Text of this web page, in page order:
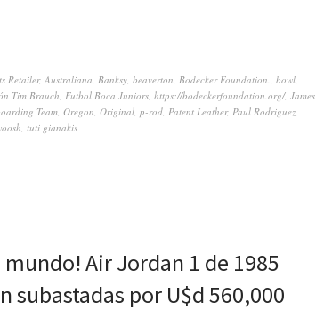
Retailer, Australiana, Banksy, beaverton, Bodecker Foundation., bowl,
Tim Brauch, Futbol Boca Juniors, https://bodeckerfoundation.org/, James
Team, Oregon, Original, p-rod, Patent Leather, Paul Rodriguez,
, tuti gianakis
Air Jordan 1 de 1985
por U$d 560,000